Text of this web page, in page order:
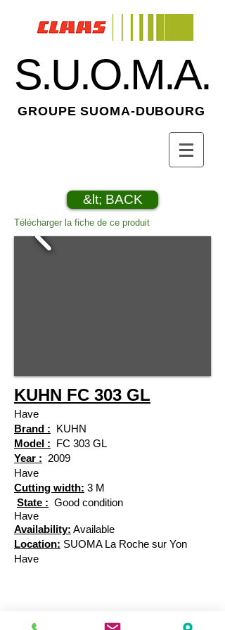
S.U.O.M.A.
GROUPE SUOMA-DUBOURG
&lt; BACK
Télécharger la fiche de ce produit
KUHN FC 303 GL
Have
Brand : KUHN
Model : FC 303 GL
Year : 2009
Have
Cutting width: 3 M
State : Good condition
Have
Availability: Available
Location: SUOMA La Roche sur Yon
Have
€5,500 excluding VAT